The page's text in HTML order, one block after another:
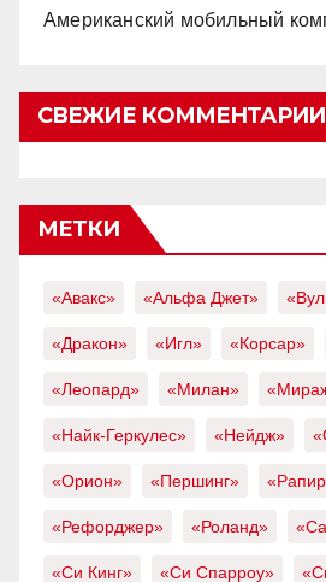
Американский мобильный
СВЕЖИЕ КОММЕНТАРИИ
МЕТКИ
«Авакс» «Альфа Джет»
«Дракон» «Игл» «Корсар»
«Леопард» «Милан»
«Найк-Геркулес» «Нейдж»
«Орион» «Першинг»
«Рефорджер» «Роланд»
«Си Кинг» «Си Спарроу»